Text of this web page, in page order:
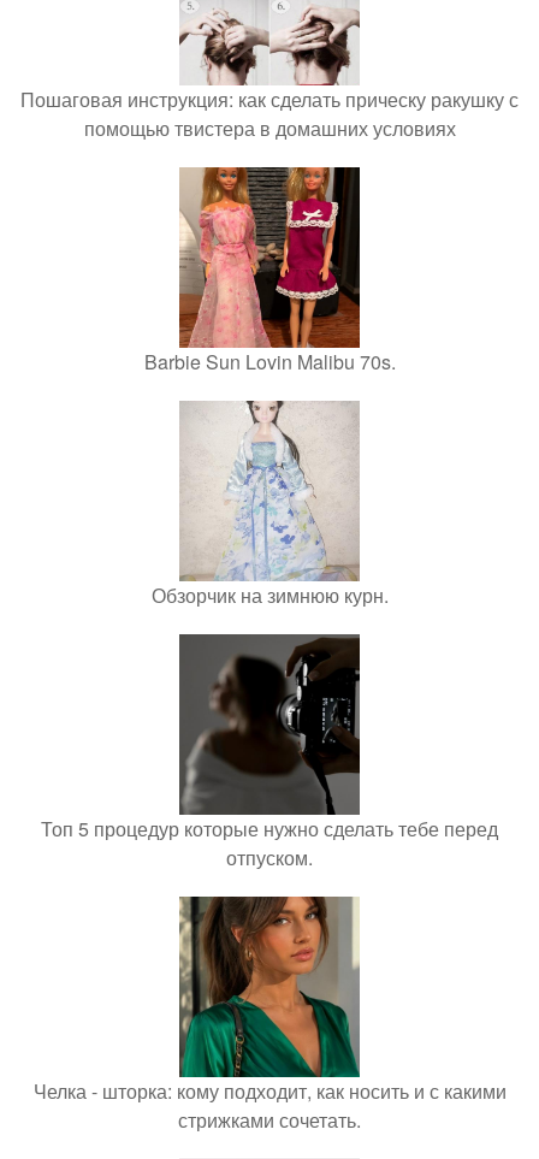
Пошаговая инструкция: как сделать прическу ракушку с
помощью твистера в домашних условиях
Barbie Sun Lovin Malibu 70s.
Обзорчик на зимнюю курн.
Топ 5 процедур которые нужно сделать тебе перед
отпуском.
Челка - шторка: кому подходит, как носить и с какими
стрижками сочетать.